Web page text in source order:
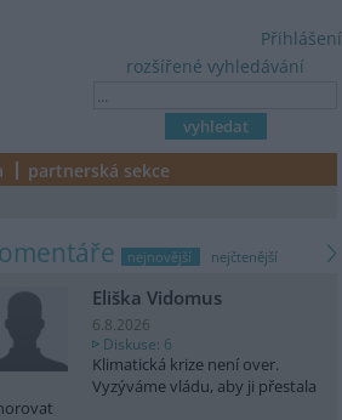
rozšířené vyhledávání
Přihlášení
partnerská sekce
nejnovější nejčtenější
Eliška Vidomus
6.8.2026
Diskuse: 6
Klimatická krize není over.
Vyzýváme vládu, aby ji přestala